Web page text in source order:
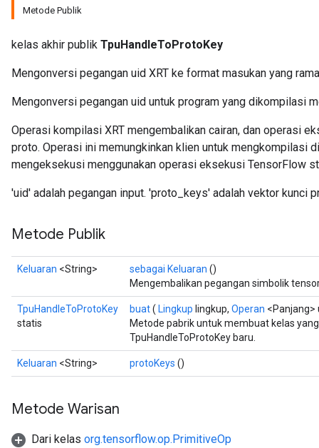
Metode Publik
kelas akhir publik TpuHandleToProtoKey
Mengonversi pegangan uid XRT ke format masukan yang
Mengonversi pegangan uid untuk program yang dikompilasi
Operasi kompilasi XRT mengembalikan cairan, dan operasi
proto. Operasi ini memungkinkan klien untuk mengkompilasi
mengeksekusi menggunakan operasi eksekusi TensorFlow
'uid' adalah pegangan input. 'proto_keys' adalah vektor kunci
Metode Publik
Keluaran <String> sebagai Keluaran ()
Mengembalikan pegangan simbolik
TpuHandleToProtoKey
statis
buat( Lingkup lingkup, Operan <Panjang>
Metode pabrik untuk membuat kelas
TpuHandleToProtoKey baru.
Keluaran <String> protoKeys ()
Metode Warisan
Dari kelas org.tensorflow.op.PrimitiveOp